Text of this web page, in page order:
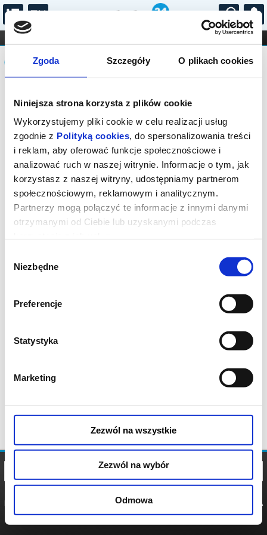
Zgoda Szczegóły O plikach cookies
Niniejsza strona korzysta z plików cookie
Wykorzystujemy pliki cookie w celu realizacji usług
zgodnie z Polityką cookies, do spersonalizowania treści
i reklam, aby oferować funkcje społecznościowe i
analizować ruch w naszej witrynie. Informacje o tym, jak
korzystasz z naszej witryny, udostępniamy partnerom
społecznościowym, reklamowym i analitycznym.
Partnerzy mogą połączyć te informacje z innymi danymi
otrzymanymi od Ciebie lub uzyskanymi podczas
zgody
Niezbędne
Preferencje
Statystyka
Marketing
Zezwól na wszystkie
Zezwól na wybór
Odmowa
...
FILHARMONIA OPERA I BALET
STAND-UP
DLA DZIECI
Komunikat
Sprzedaż biletów on-line na wydarzenie
została zakończona.
POLITYKA
POLITYKA